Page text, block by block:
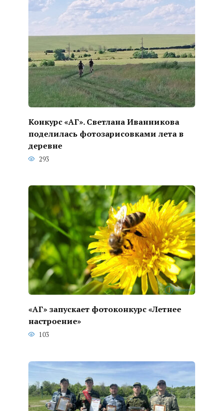
Конкурс «АГ». Светлана Иванникова
поделилась фотозарисовками лета в
деревне
293
«АГ» запускает фотоконкурс «Летнее
настроение»
103